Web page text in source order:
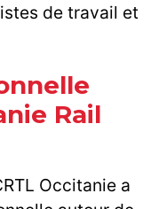
de travail et
Rail
Occitanie a